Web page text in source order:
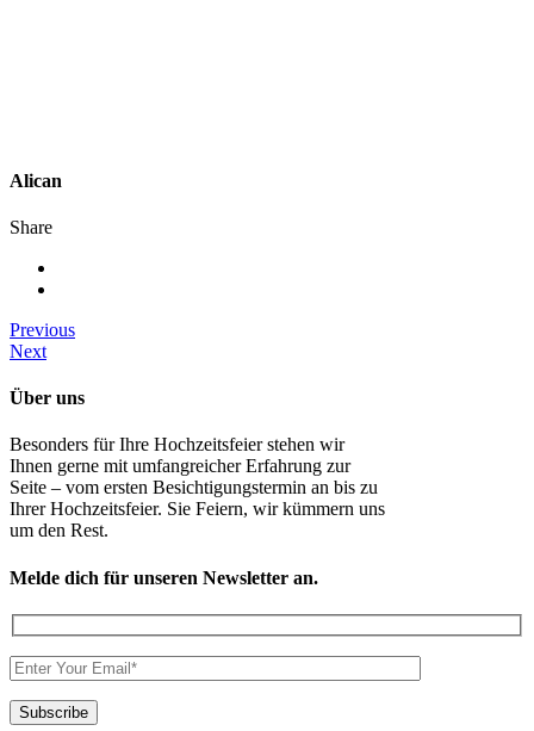
Alican
Share
Previous
Next
Über uns
Besonders für Ihre Hochzeitsfeier stehen wir
Ihnen gerne mit umfangreicher Erfahrung zur
Seite – vom ersten Besichtigungstermin an bis zu
Ihrer Hochzeitsfeier. Sie Feiern, wir kümmern uns
um den Rest.
Melde dich für unseren Newsletter an.